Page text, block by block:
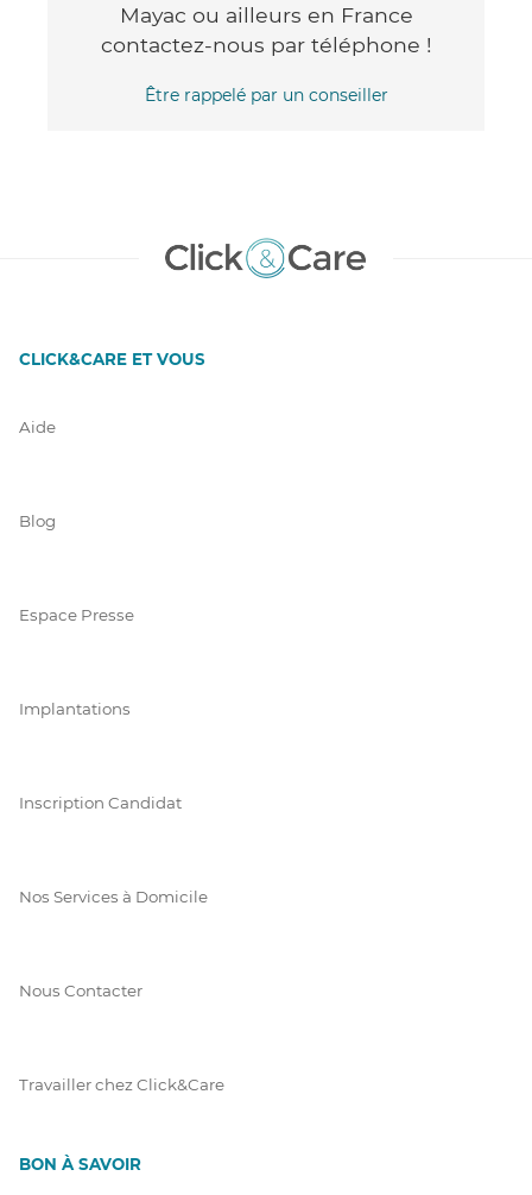
Mayac ou ailleurs en France
contactez-nous par téléphone !
Être rappelé par un conseiller
CLICK&CARE ET VOUS
Aide
Blog
Espace Presse
Implantations
Inscription Candidat
Nos Services à Domicile
Nous Contacter
Travailler chez Click&Care
BON À SAVOIR